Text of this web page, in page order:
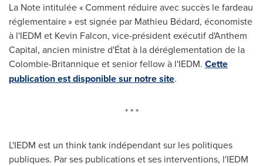
La Note intitulée « Comment réduire avec succès le fardeau
réglementaire » est signée par Mathieu Bédard, économiste
à l'IEDM et Kevin Falcon, vice-président exécutif d'Anthem
Capital, ancien ministre d'État à la déréglementation de la
Colombie-Britannique et senior fellow à l'IEDM. Cette
publication est disponible sur notre site.
* * *
L'IEDM est un think tank indépendant sur les politiques
publiques. Par ses publications et ses interventions, l'IEDM